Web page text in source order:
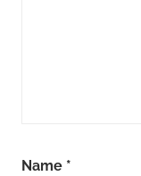
Name *